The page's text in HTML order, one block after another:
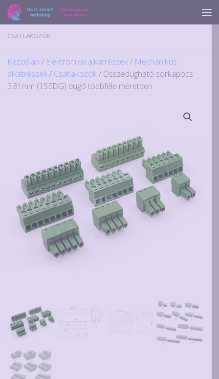
Skip to content
CSATLAKOZÓK
Kezdőlap / Elektronikai alkatrészek / Mechanikus
alkatrészek / Csatlakozók / Összedugható sorkapocs
3.81mm (15EDG) dugó többféle méretben